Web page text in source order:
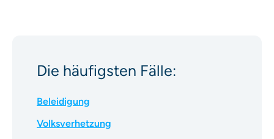
Die häufigsten Fälle:
Beleidigung
Volksverhetzung